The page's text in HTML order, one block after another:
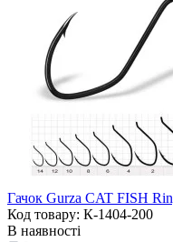
Гачок Gurza CAT FISH
Код товару: К-1404-200
В наявності